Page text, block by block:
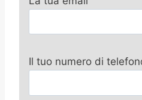
Il tuo numero di